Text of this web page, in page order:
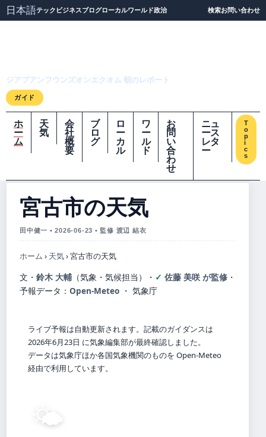
日本語テック ビジネスブログローカルワールド政治 検索お問い合わせ
ジアプアンフウンズオンエクオム 朝のレポート
ガイド
ホ
ー
ム
天
気
会
社
概
要
ブ
ロ
グ
ロ
ー
カ
ル
ワ
ー
ル
ド
お
問
い
合
わ
せ
ニュ
ース
レタ
ー
T
o
p
i
c
s
宮古市の天気
田中健一 • 2026-06-23 • 監修 渡辺 結衣
ホーム › 天気›宮古市の天気
文・ 鈴木 大輔 （気象・気候担当） ・ 佐藤 美咲 が監修 ・
予報データ： Open-Meteo ・ 気象庁
ライブ予報は自動更新されます。記載のガイダンスは
2026年6月23日 に気象編集部が最終確認しました。
データは気象庁ほか各国気象機関のものを Open-Meteo
経由で利用しています。
🌤️